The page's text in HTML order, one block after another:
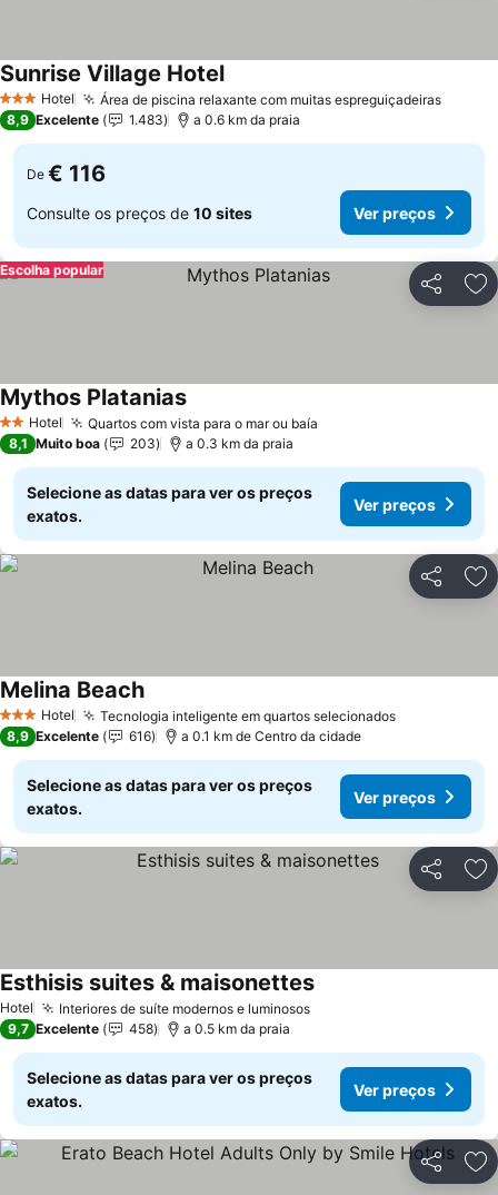
3 EstrelasHotel Área de piscina relaxante com muitas espreguiçadeirasVer
Sunrise Village HotelVer preços
8,9 Excelente 1.483 a 0.6 km da praia
De € 116
Consulte os preços de 10 sites Ver preços
Partilhar
Escolha popular
2 Estrelas
Hotel Quartos com vista para o mar ou baía
Mythos PlataniasVer preços
8,1 Muito boa 203 a 0.3 km da praia
Selecione as datas para ver os preços
exatos.
Ver preços
Partilhar
3 EstrelasHotel Tecnologia inteligente em quartos selecionadosVer preços
Melina BeachVer preços
8,9 Excelente 616 a 0.1 km de Centro da cidade
Selecione as datas para ver os preços
exatos.
Ver preços
Partilhar
Hotel Interiores de suíte modernos e luminososVer preços
Esthisis suites & maisonettesVer preços
9,7 Excelente 458 a 0.5 km da praia
Selecione as datas para ver os preços
exatos.
Ver preços
Partilhar